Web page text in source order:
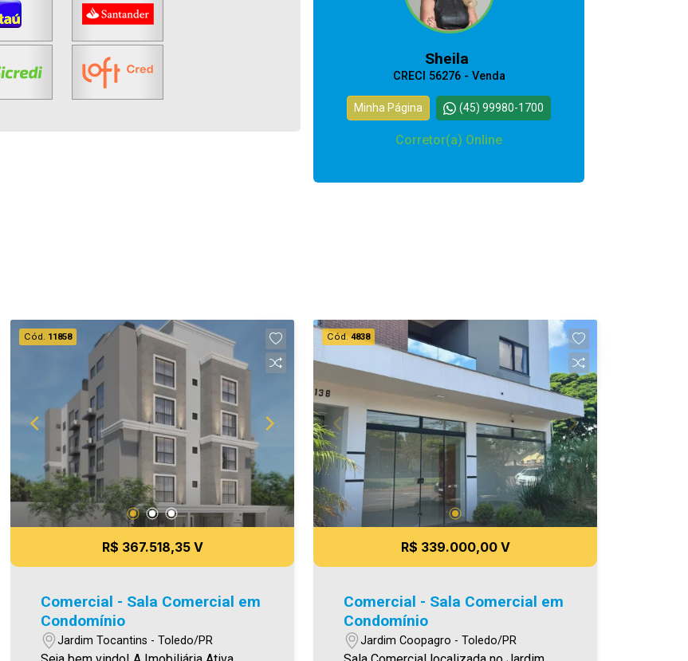
Sheila
CRECI 56276 - Venda
Minha Página (45) 99980-1700
Corretor(a) Online
Cód. 11858
R$ 367.518,35 V
Comercial - Sala Comercial em
Condomínio
Jardim Tocantins - Toledo/PR
Cód.4838
R$ 339.000,00 V
Comercial - Sala Comercial em
Condomínio
Jardim Coopagro - Toledo/PR